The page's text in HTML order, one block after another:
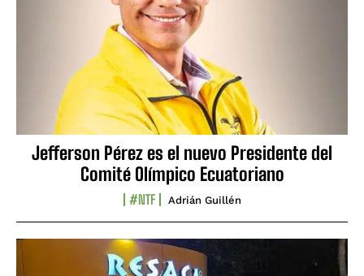
Jefferson Pérez es el nuevo Presidente del
Comité Olímpico Ecuatoriano
#NTF Adrián Guillén